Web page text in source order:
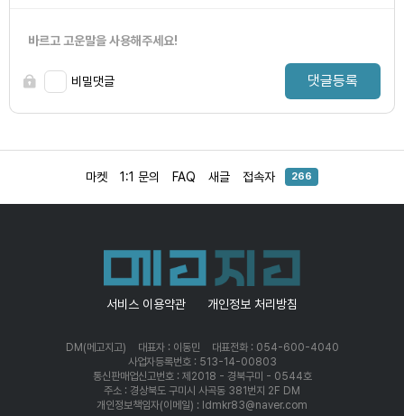
바르고 고운말을 사용해주세요!
비밀댓글 댓글등록
마켓 1:1 문의 FAQ 새글 접속자 266
서비스 이용약관 개인정보 처리방침
DM(메고지고) 대표자 : 이동민
대표전화 : 054-600-4040
사업자등록번호 : 513-14-00803
통신판매업신고번호 : 제2018 - 경북구미 - 0544호
주소 : 경상북도 구미시 사곡동 381번지 2F DM
개인정보책임자(이메일) : ldmkr83@naver.com